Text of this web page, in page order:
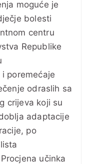
moguće je
bolesti
centru
Republike
poremećaje
odraslih sa
crijeva koji su
adaptacije
po
učinka